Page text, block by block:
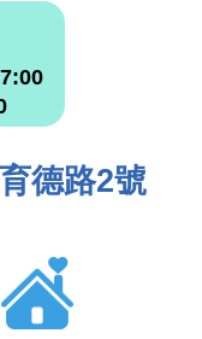
德路2號